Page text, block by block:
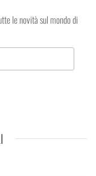
le novità sul mondo di